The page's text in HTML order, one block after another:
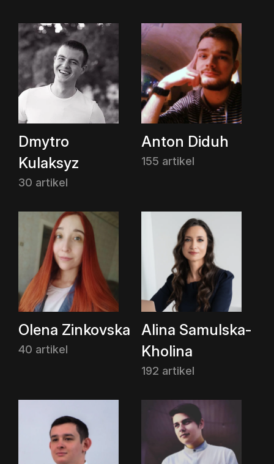
Dmytro
Kulaksyz
30 artikel
Anton Diduh
155 artikel
Olena Zinkovska
40 artikel
Alina Samulska-
Kholina
192 artikel